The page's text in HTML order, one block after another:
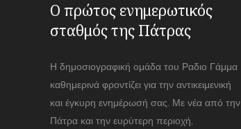
Ο πρώτος ενημερωτικός
σταθμός της Πάτρας
Η δημοσιογραφική ομάδα του Ραδιο Γάμμα
καθημερινά φροντίζει για την αντικειμενική
και έγκυρη ενημέρωσή σας. Με νέα από την
Πάτρα και την ευρύτερη περιοχή,